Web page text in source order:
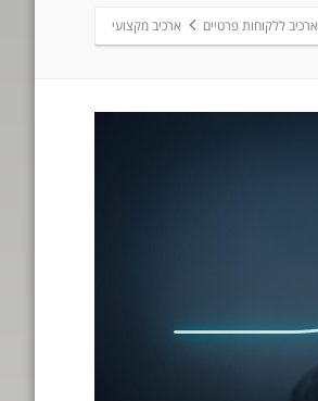
ארכיב ללקוחות פרטיים ארכיב מקצועי